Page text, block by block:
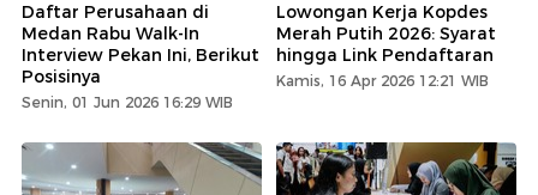
Daftar Perusahaan di
Medan Rabu Walk-In
Interview Pekan Ini, Berikut
Posisinya
Senin, 01 Jun 2026 16:29 WIB
Lowongan Kerja Kopdes
Merah Putih 2026: Syarat
hingga Link Pendaftaran
Kamis, 16 Apr 2026 12:21 WIB